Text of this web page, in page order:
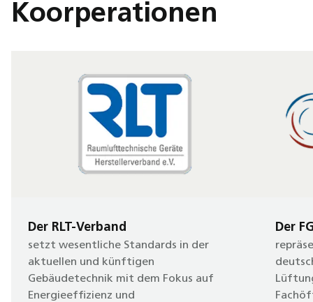
Koorperationen
Der RLT-Verband
setzt wesentliche Standards in der
aktuellen und künftigen
Gebäudetechnik mit dem Fokus auf
Energieeffizienz und
Der